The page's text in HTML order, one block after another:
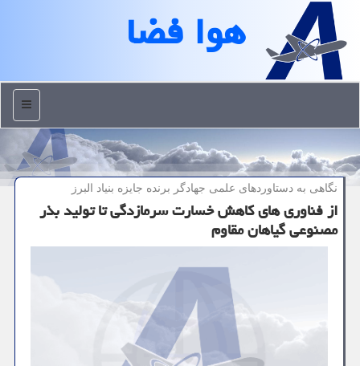
هوا فضا
منو
نگاهی به دستاوردهای علمی جهادگر برنده جایزه بنیاد البرز
از فناوری های کاهش خسارت سرمازدگی تا تولید بذر
مصنوعی گیاهان مقاوم